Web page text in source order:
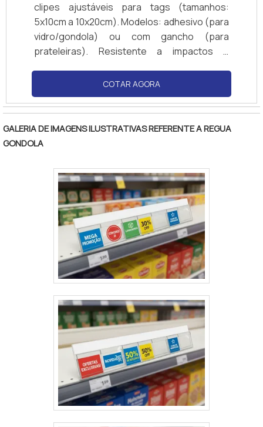
clipes ajustáveis para tags (tamanhos:
5x10cm a 10x20cm). Modelos: adhesivo (para
vidro/gondola) ou com gancho (para
prateleiras). Resistente a impactos e
personalizadas (logotipos). Compatível com
papel couchê, PVC ou cartão. Normas de
visibilidade: ângulo de 180° para fácil leitura.
COTAR AGORA
GALERIA DE IMAGENS ILUSTRATIVAS REFERENTE A REGUA
GONDOLA